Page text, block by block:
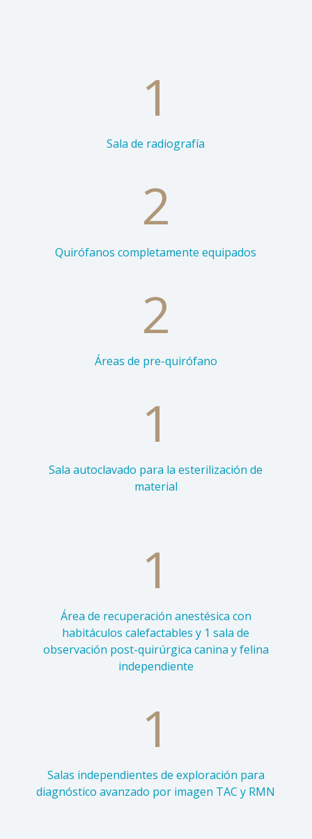
1
Sala de radiografía
2
Quirófanos completamente equipados
2
Áreas de pre-quirófano
1
Sala autoclavado para la esterilización de
material
1
Área de recuperación anestésica con
habitáculos calefactables y 1 sala de
observación post-quirúrgica canina y felina
independiente
1
Salas independientes de exploración para
diagnóstico avanzado por imagen TAC y RMN